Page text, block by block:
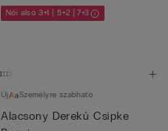
Női alsó 3+1 | 5+2 | 7+3
Új Személyre szabható
Alacsony Derekú Csipke